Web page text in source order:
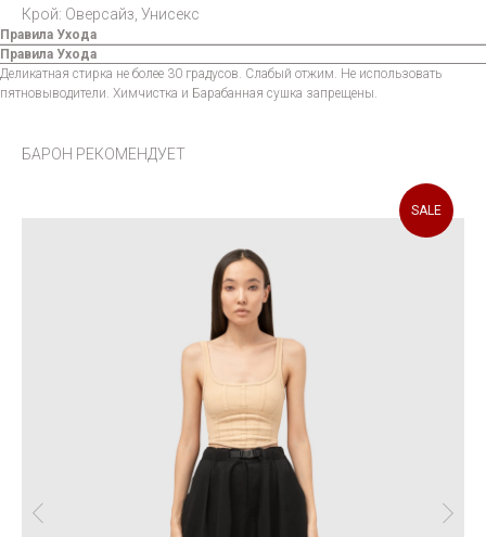
Крой: Оверсайз, Унисекс
Правила Ухода
Правила Ухода
Деликатная стирка не более 30 градусов. Слабый отжим. Не использовать
пятновыводители. Химчистка и Барабанная сушка запрещены.
БАРОН РЕКОМЕНДУЕТ
SALE